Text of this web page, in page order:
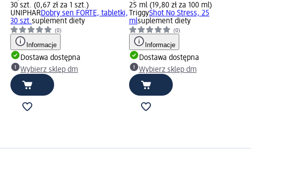
30 szt. (0,67 zł za 1 szt.)
UNIPHARDobry sen FORTE, tabletki,
30 szt.suplement diety
(0)
Informacje
Dostawa dostępna
Wybierz sklep dm
25 ml (19,80 zł za 100 ml)
TriggyShot No Stress, 25
mlsuplement diety
(0)
Informacje
Dostawa dostępna
Wybierz sklep dm